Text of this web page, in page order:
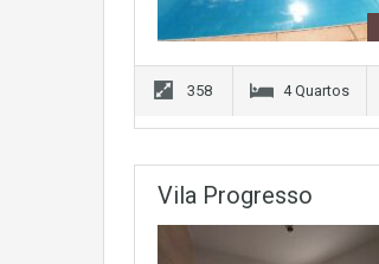
358 4 Quartos
Vila Progresso